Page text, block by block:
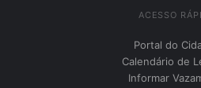
ACESSO
Portal do
Calendário de
Informar